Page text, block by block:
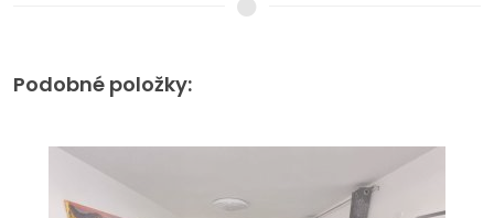
Podobné položky: